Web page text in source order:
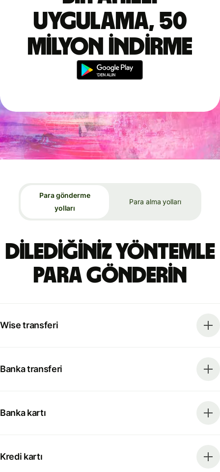
uygulama, 50
milyon indirme
Para gönderme
yolları
Para alma yolları
Dilediğiniz yöntemle
para gönderin
Wise transferi
Banka transferi
Banka kartı
Kredi kartı